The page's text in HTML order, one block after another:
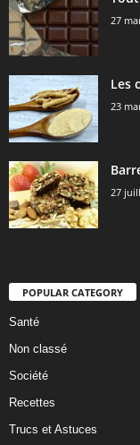
27
Les
23
27
POPULAR CATEGORY
Santé
Non classé
Société
Recettes
Trucs et Astuces